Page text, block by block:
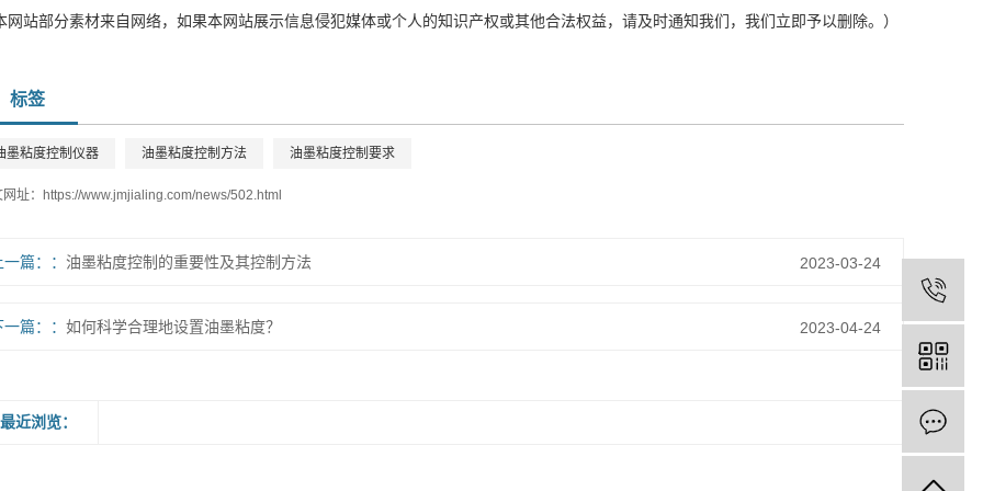
网站部分素材来自网络，如果本网站展示信息侵犯媒体或个人的知识产权或其他合法权益，请及时通知我们，我们立即予以删除。）
标签
墨粘度控制仪器 油墨粘度控制方法 油墨粘度控制要求
址： https://www.jmjialing.com/news/502.html
篇： 油墨粘度控制的重要性及其控制方法 2023-03-24
篇： 如何科学合理地设置油墨粘度？ 2023-04-24
最近浏览：